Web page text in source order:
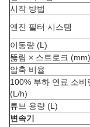
시작 방법
엔진 필터 시스템
이동량 (L)
뚫림 × 스트로크 (mm)
압축 비율
100% 부하 연료 소비
(L/h)
류브 용량 (L)
변속기